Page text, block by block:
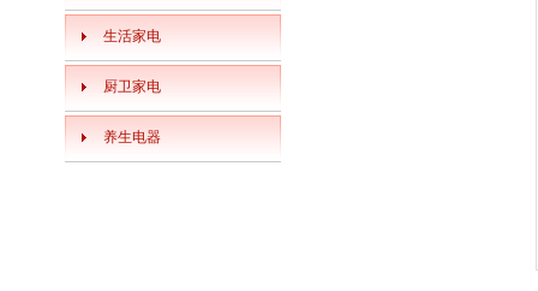
生活家电
厨卫家电
养生电器